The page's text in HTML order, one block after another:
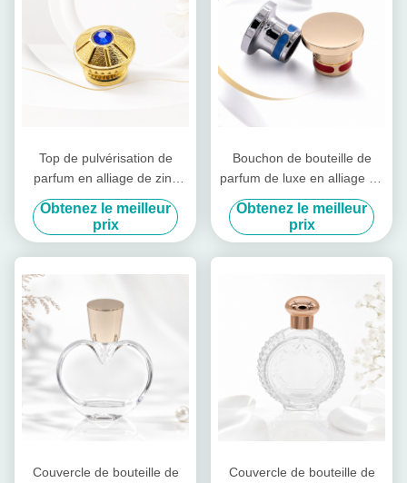
Top de pulvérisation de
parfum en alliage de zinc
avec taille personnalisée et
décoration élégante pour les
parfums de luxe
Obtenez le meilleur
prix
Bouchon de bouteille de
parfum de luxe en alliage de
zinc avec logo personnalisé
et finition miroir-polissée
Obtenez le meilleur
prix
Couvercle de bouteille de
Couvercle de bouteille de